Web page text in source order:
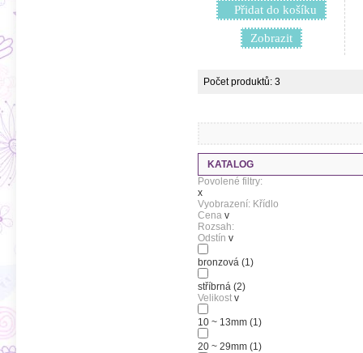
Přidat do košíku
Zobrazit
Počet produktů: 3
KATALOG
Povolené filtry:
x
Vyobrazení: Křídlo
Cena v
Rozsah:
Odstín v
bronzová (1)
stříbrná (2)
Velikost v
10 ~ 13mm (1)
20 ~ 29mm (1)